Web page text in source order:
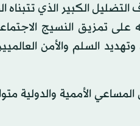
الكبير الذي تتبناه
تمزيق النسيج
السلم والأمن
الأممية والدولية